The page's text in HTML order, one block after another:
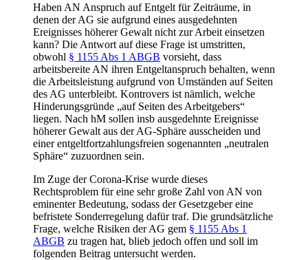
Haben AN Anspruch auf Entgelt für Zeiträume, in
denen der AG sie aufgrund eines ausgedehnten
Ereignisses höherer Gewalt nicht zur Arbeit einsetzen
kann? Die Antwort auf diese Frage ist umstritten,
obwohl § 1155 Abs 1 ABGB vorsieht, dass
arbeitsbereite AN ihren Entgeltanspruch behalten, wenn
die Arbeitsleistung aufgrund von Umständen auf Seiten
des AG unterbleibt. Kontrovers ist nämlich, welche
Hinderungsgründe „auf Seiten des Arbeitgebers“
liegen. Nach hM sollen insb ausgedehnte Ereignisse
höherer Gewalt aus der AG-Sphäre ausscheiden und
einer entgeltfortzahlungsfreien sogenannten „neutralen
Sphäre“ zuzuordnen sein.
Im Zuge der Corona-Krise wurde dieses
Rechtsproblem für eine sehr große Zahl von AN von
eminenter Bedeutung, sodass der Gesetzgeber eine
befristete Sonderregelung dafür traf. Die grundsätzliche
Frage, welche Risiken der AG gem § 1155 Abs 1
ABGB zu tragen hat, blieb jedoch offen und soll im
folgenden Beitrag untersucht werden.